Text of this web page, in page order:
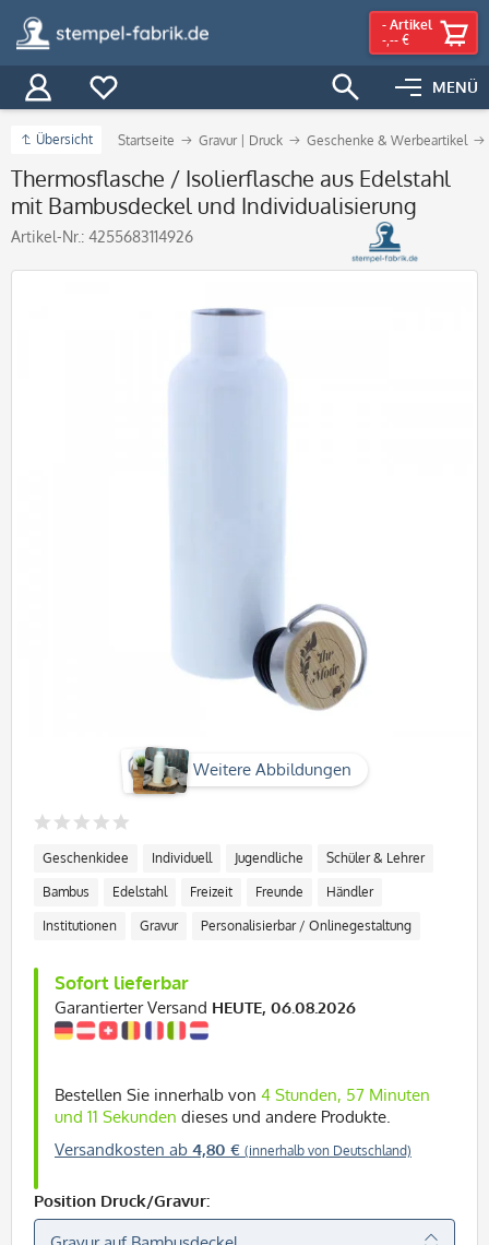
MENÜ
- Artikel
-,-- €
Übersicht Startseite Gravur | Druck Geschenke & Werbeartikel
Thermosflasche / Isolierflasche aus Edelstahl
mit Bambusdeckel und Individualisierung
Artikel-Nr.: 4255683114926
Weitere Abbildungen
Geschenkidee Individuell Jugendliche Schüler & Lehrer
Bambus Edelstahl Freizeit Freunde Händler
Institutionen Gravur Personalisierbar / Onlinegestaltung
Sofort lieferbar
Garantierter Versand HEUTE, 06.08.2026
Bestellen Sie innerhalb von 4 Stunden, 57 Minuten
und 11 Sekunden dieses und andere Produkte.
Versandkosten ab 4,80 € (innerhalb von Deutschland)
Position Druck/Gravur: